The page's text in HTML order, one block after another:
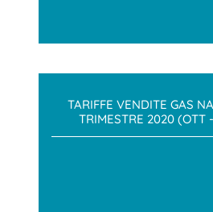
TARIFFE VENDITE GAS
TRIMESTRE 2020 (OTT